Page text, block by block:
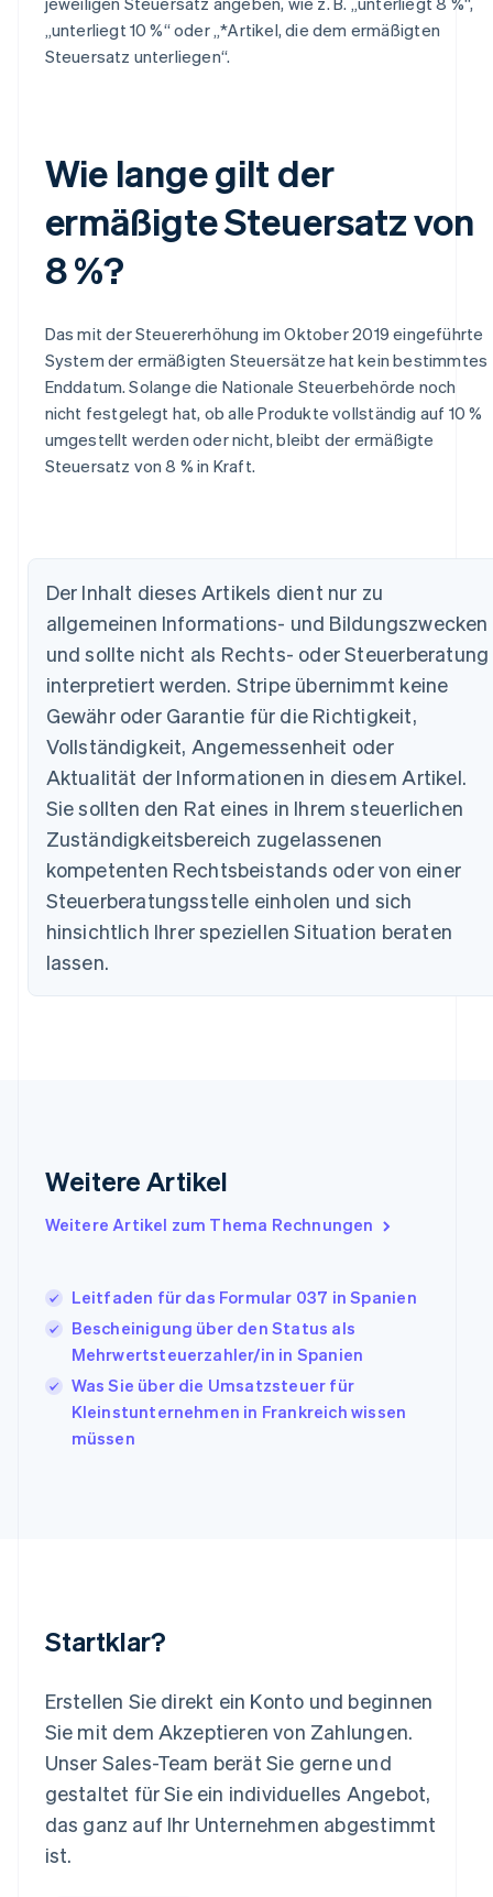
„unterliegt 10 %“ oder „*Artikel, die dem ermäßigten
Steuersatz unterliegen“.
Wie lange gilt der
ermäßigte Steuersatz von
8 %?
Das mit der Steuererhöhung im Oktober 2019 eingeführte
System der ermäßigten Steuersätze hat kein bestimmtes
Enddatum. Solange die Nationale Steuerbehörde noch
nicht festgelegt hat, ob alle Produkte vollständig auf 10 %
umgestellt werden oder nicht, bleibt der ermäßigte
Steuersatz von 8 % in Kraft.
Der Inhalt dieses Artikels dient nur zu
allgemeinen Informations- und Bildungszwecken
und sollte nicht als Rechts- oder Steuerberatung
interpretiert werden. Stripe übernimmt keine
Gewähr oder Garantie für die Richtigkeit,
Vollständigkeit, Angemessenheit oder
Aktualität der Informationen in diesem Artikel.
Sie sollten den Rat eines in Ihrem steuerlichen
Zuständigkeitsbereich zugelassenen
kompetenten Rechtsbeistands oder von einer
Steuerberatungsstelle einholen und sich
hinsichtlich Ihrer speziellen Situation beraten
lassen.
Weitere Artikel
Weitere Artikel zum Thema Rechnungen
Leitfaden für das Formular 037 in Spanien
Bescheinigung über den Status als
Mehrwertsteuerzahler/in in Spanien
Was Sie über die Umsatzsteuer für
Kleinstunternehmen in Frankreich wissen
müssen
Startklar?
Erstellen Sie direkt ein Konto und beginnen
Sie mit dem Akzeptieren von Zahlungen.
Unser Sales-Team berät Sie gerne und
gestaltet für Sie ein individuelles Angebot,
das ganz auf Ihr Unternehmen abgestimmt
ist.
Australien
English
Belgien
Nederlands Français Deutsch English
Brasilien
Português English
Bulgarien
Dänemark
English
Deutschland
Deutsch English
Estland
Griechenland
English
Italien
ItalianoEnglish
日本語English
Kanada
EnglishFrançais
Luxemburg
English简体中文
Malta
Mexiko
EspañolEnglish
Neuseeland